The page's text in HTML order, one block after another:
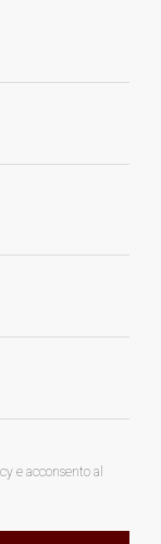
e acconsento al